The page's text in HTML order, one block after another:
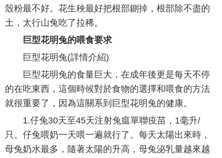
殼粉最不好。花生秧最好把根部鍘掉，根部除不盡的
土，太行山兔吃了拉稀。
巨型花明兔的喂食要求
巨型花明兔(詳情介紹)
巨型花明兔的食量巨大，在成年後更是每天不停
的在吃東西，這個時候對於食物的選擇和喂食的方法
就很重要了，因為這關系到巨型花明兔的健康。
1.仔兔30天至45天注射兔瘟單聯疫苗，1毫升/
只。仔兔喂奶一天喂一遍就行了。每天太陽出來時，
母兔奶水最多，隨著太陽的升高，母兔泌乳量越來越